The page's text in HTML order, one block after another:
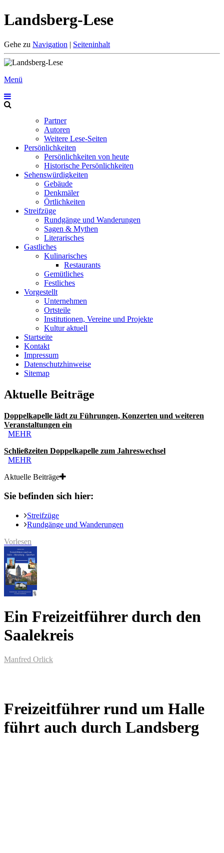
Landsberg-Lese
Gehe zu Navigation | Seiteninhalt
Menü
Partner
Autoren
Weitere Lese-Seiten
Persönlichkeiten
Persönlichkeiten von heute
Historische Persönlichkeiten
Sehenswürdigkeiten
Gebäude
Denkmäler
Örtlichkeiten
Streifzüge
Rundgänge und Wanderungen
Sagen & Mythen
Literarisches
Gastliches
Kulinarisches
Restaurants
Gemütliches
Festliches
Vorgestellt
Unternehmen
Ortsteile
Institutionen, Vereine und Projekte
Kultur aktuell
Startseite
Kontakt
Impressum
Datenschutzhinweise
Sitemap
Aktuelle Beiträge
Doppelkapelle lädt zu Führungen, Konzerten und weiteren
Veranstaltungen ein
MEHR
Schließzeiten Doppelkapelle zum Jahreswechsel
MEHR
Aktuelle Beiträge
Sie befinden sich hier:
Streifzüge
Rundgänge und Wanderungen
Vorlesen
Ein Freizeitführer durch den
Saalekreis
Manfred Orlick
Freizeitführer rund um Halle
führt auch durch Landsberg